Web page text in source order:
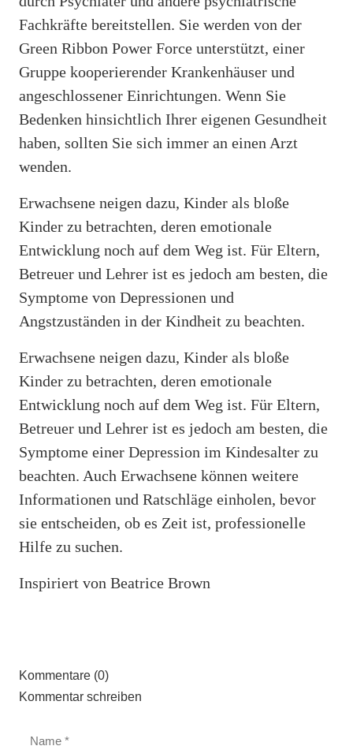
Fachkräfte bereitstellen. Sie werden von der
Green Ribbon Power Force unterstützt, einer
Gruppe kooperierender Krankenhäuser und
angeschlossener Einrichtungen. Wenn Sie
Bedenken hinsichtlich Ihrer eigenen Gesundheit
haben, sollten Sie sich immer an einen Arzt
wenden.
Erwachsene neigen dazu, Kinder als bloße
Kinder zu betrachten, deren emotionale
Entwicklung noch auf dem Weg ist. Für Eltern,
Betreuer und Lehrer ist es jedoch am besten, die
Symptome von Depressionen und
Angstzuständen in der Kindheit zu beachten.
Erwachsene neigen dazu, Kinder als bloße
Kinder zu betrachten, deren emotionale
Entwicklung noch auf dem Weg ist. Für Eltern,
Betreuer und Lehrer ist es jedoch am besten, die
Symptome einer Depression im Kindesalter zu
beachten. Auch Erwachsene können weitere
Informationen und Ratschläge einholen, bevor
sie entscheiden, ob es Zeit ist, professionelle
Hilfe zu suchen.
Inspiriert von Beatrice Brown
Kommentare (0)
Kommentar schreiben